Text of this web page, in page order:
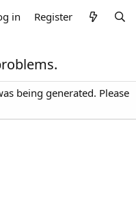
in Register
being generated. Please